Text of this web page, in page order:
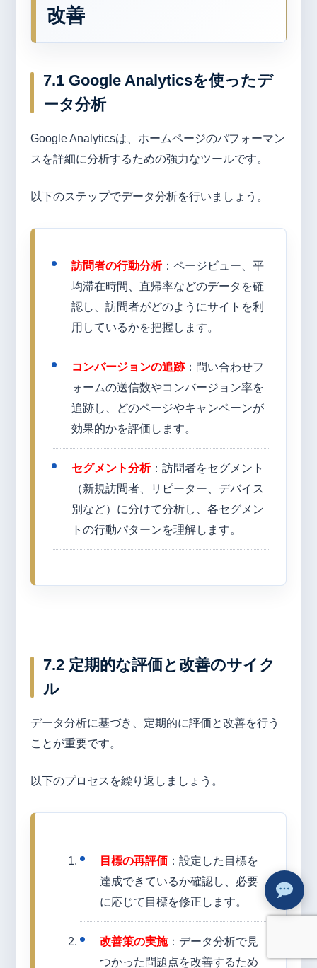
改善
7.1 Google Analyticsを使ったデ
ータ分析
Google Analyticsは、ホームページのパフォーマン
スを詳細に分析するための強力なツールです。
以下のステップでデータ分析を行いましょう。
訪問者の行動分析：ページビュー、平
均滞在時間、直帰率などのデータを確
認し、訪問者がどのようにサイトを利
用しているかを把握します。
コンバージョンの追跡：問い合わせフ
ォームの送信数やコンバージョン率を
追跡し、どのページやキャンペーンが
効果的かを評価します。
セグメント分析：訪問者をセグメント
（新規訪問者、リピーター、デバイス
別など）に分けて分析し、各セグメン
トの行動パターンを理解します。
7.2 定期的な評価と改善のサイク
ル
データ分析に基づき、定期的に評価と改善を行う
ことが重要です。
以下のプロセスを繰り返しましょう。
目標の再評価 ：設定した目標を
達成できているか確認し、必要
に応じて目標を修正します。
改善策の実施：データ分析で見
つかった問題点を改善するため